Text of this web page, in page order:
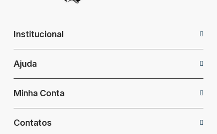
Institucional
Ajuda
Minha Conta
Contatos